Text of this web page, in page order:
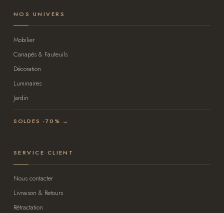
NOS UNIVERS
Mobilier
Canapés & Fauteuils
Décoration
Luminaires
Jardin
SOLDES -70% →
SERVICE CLIENT
Nous contacter
Livraison & Retours
Rétractation